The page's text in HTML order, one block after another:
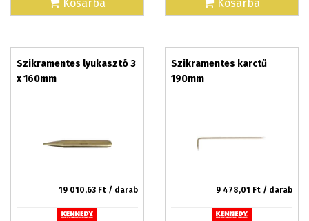
Kosárba Kosárba
Szikramentes lyukasztó 3
x 160mm
19 010,63 Ft / darab
Szikramentes karctű
190mm
9 478,01 Ft / darab